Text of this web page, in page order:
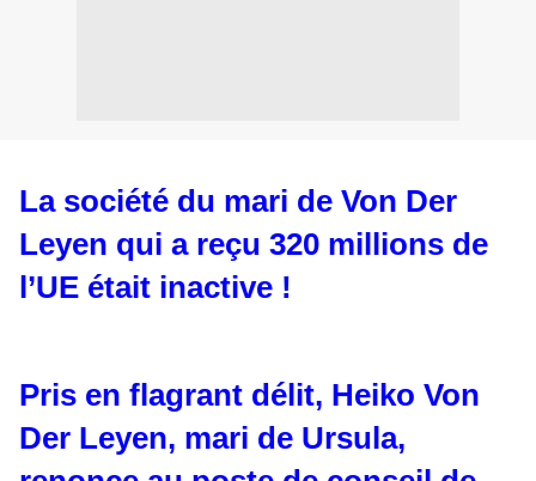
La société du mari de Von Der
Leyen qui a reçu 320 millions de
l’UE était inactive !
Pris en flagrant délit, Heiko Von
Der Leyen, mari de Ursula,